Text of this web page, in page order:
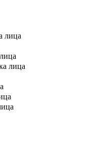
лица
лица